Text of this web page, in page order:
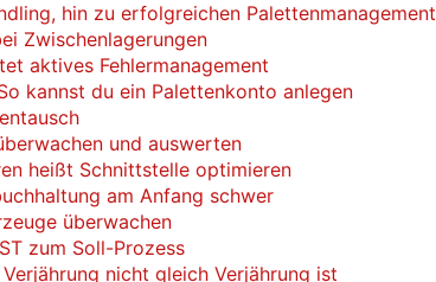
hin zu erfolgreichen Palettenmanagement
Zwischenlagerungen
aktives Fehlermanagement
kannst du ein Palettenkonto anlegen
und auswerten
heißt Schnittstelle optimieren
am Anfang schwer
überwachen
zum Soll-Prozess
nicht gleich Verjährung ist